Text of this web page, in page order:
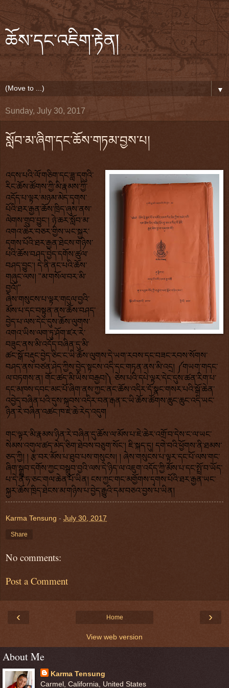
ཆོས་དང་འཇིག་རྟེན།
▼
Sunday, July 30, 2017
སློབ་མ་ཞིག་དང་ཆོས་གཏམ་བྱས་པ།
འདས་པའི་ལོ་གཅིག་དང་ཟླ་དགུའི་
རིང་ཆོས་ཚོགས་ཀྱི་མི་རྣམས་ཀྱི་
འདོད་པ་ལྟར་མཉམ་མེད་དྭགས་
པོའི་ཐར་རྒྱན་ཆོས་ཁྲིད་ཞུས་ནས་
ལེགས་གྲུབ་བྱུང་། ཉེ་ཆར་སློབ་མ་
འགའ་ཆེར་བཅར་གྱིས་ཡང་སྐྱར་
དྭགས་པོའི་ཐར་རྒྱན་ཐེངས་གཉིས་
པའི་ཆོས་བཤད་བྱེད་དགོས་ཚུལ་
བཤད་བྱུང་། དེ་ནི་ནང་པའི་ཆོས་
གཞུང་ལས། "མ་གསོལ་བར་མི་
བྱའོ།"
ཞེས་གསུངས་པ་ལྟར་གདུལ་བྱའི་
མོས་པ་དང་བསྟུན་ནས་ཆོས་བཤད་
བྱེད་པ་ལས་དེང་དུས་ཆོས་ལུགས་
འགའ་ཡིས་ལག་ཏུ་ཤོག་ཛར་རེ་
བཟུང་ནས་མི་འདོད་བཞིན་དུ་མི་
ཚང་སྒོ་བརྡུང་བྱེད་ཅིང་ང་ཡི་ཆོས་ལུགས་དེ་ཡག་རབས་དང་བཟང་རབས་སོགས་
བཤད་ནས་བཙན་ཤེད་ཀྱིས་བྱེད་སྟངས་འདི་དང་གཏན་ནས་མི་འདྲ། ༼གཡག་གདང་
ལ་བཏགས་ན། གོང་ཚད་མི་ཡིས་བརྒྱབ།༽ ཅེས་པའི་དཔེ་ལྟར་དེང་དུས་ཚན་རིག་པ་
དང་མཁས་དབང་མང་པོ་ཞིག་ནས་ཀྱང་ནང་ཆོས་འདིར་དོ་སྣང་གསར་པའི་སྒོ་ཆེན་
འབྱེད་བཞིན་པའི་དུས་སྐབས་འདིར་བན་རྒན་ང་ཡི་ཆོས་ཚོགས་ཆུང་ཆུང་འདི་ཡང་
ཉིན་རེ་བཞིན་འཚང་ཁ་ཇེ་ཆེ་རེད་འདུག
གང་ལྟར་མི་རྣམས་ཉིན་རེ་བཞིན་དུ་ཆོས་ལ་མོས་པ་ཇེ་ཆེར་འགྲོ་བ་དེས་ང་ལ་ཡང་
སེམས་འགུལ་ཚད་མེད་ཅིག་ཐེབས་བཅུག་སོང་། ཇི་སྐད་དུ། དགེ་བའི་ཕྱོགས་ནི་ཐམས་
ཅད་ཀྱི། ། རྩ་བར་མོས་པ་ཐུབ་པས་གསུངས། ། ཞེས་གསུངས་པ་ལྟར་དང་པོ་ལས་གང་
ཞིག་སྒྲུབ་དགོས་ཀྱང་བསྒྲུབ་བྱའི་ལས་དེ་ཉིད་ལ་འཇུག་འདོད་ཀྱི་མོས་པ་དང་སྤྲོ་བ་ཡོད་
པ་དེ་ནི་ཧ་ཅང་གལ་ཆེན་པོ་ཡིན། ངས་ཀྱང་གང་མགྱོགས་དྭགས་པོའི་ཐར་རྒྱན་ཡང་
སྐྱར་ཆོས་ཁྲིད་ཐེངས་མ་གཉིས་པ་བྱེད་རྒྱུའི་དམ་བཅའ་བྱས་པ་ཡིན།
Karma Tensung - July 30, 2017
Share
No comments:
Post a Comment
‹ ›
Home
View web version
About Me
Karma Tensung
Carmel, California, United States